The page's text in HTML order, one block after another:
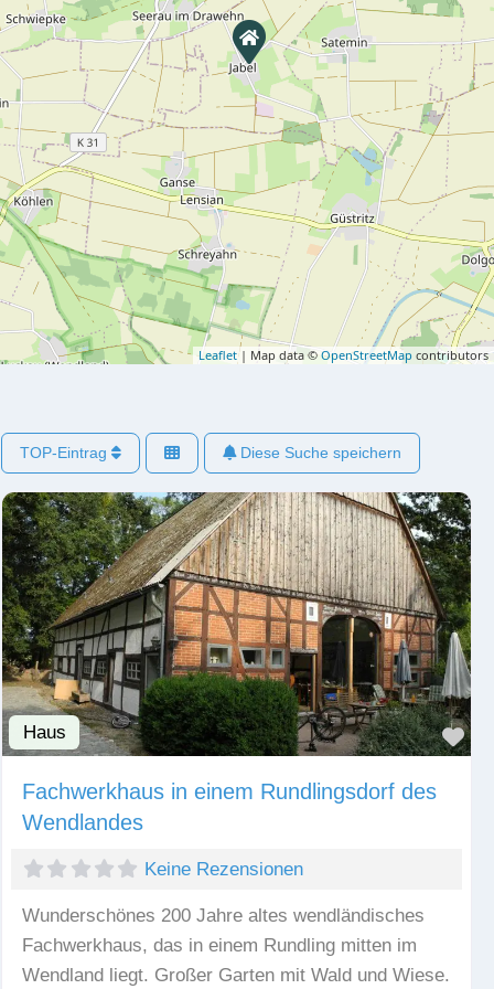
Leaflet| Map data ©OpenStreetMap contributors
TOP-Eintrag Diese Suche speichern
Haus
Fachwerkhaus in einem Rundlingsdorf des
Wendlandes
Keine Rezensionen
Wunderschönes 200 Jahre altes wendländisches
Fachwerkhaus, das in einem Rundling mitten im
Wendland liegt. Großer Garten mit Wald und Wiese.